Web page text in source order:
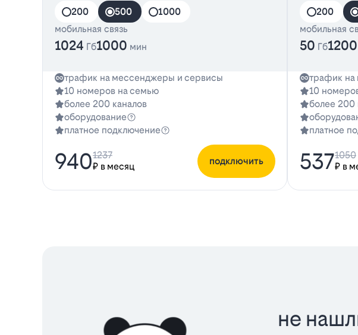
200
500
1000
мобильная связь
1024 Гб1000 мин
трафик на мессенджеры и сервисы
10 номеров на семью
более 200 каналов
оборудование
платное подключение
940₽ в месяц
1237
подключить
200
мобильная
50 Гб1200
трафик
10
более 200
платное
537₽ в
1050
не